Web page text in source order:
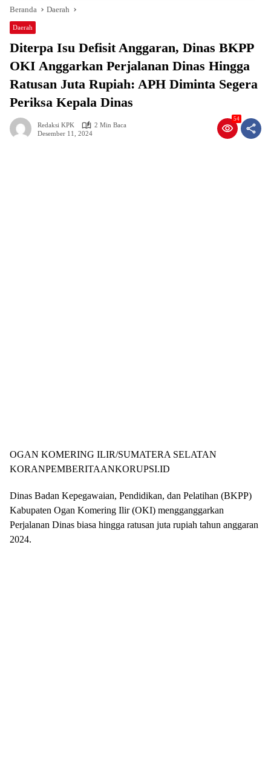
Beranda Daerah
Daerah
Diterpa Isu Defisit Anggaran, Dinas BKPP
OKI Anggarkan Perjalanan Dinas Hingga
Ratusan Juta Rupiah: APH Diminta Segera
Periksa Kepala Dinas
Redaksi KPK
2 Min Baca
Desember 11, 2024
54
OGAN KOMERING ILIR/SUMATERA SELATAN
KORANPEMBERITAANKORUPSI.ID
Dinas Badan Kepegawaian, Pendidikan, dan Pelatihan (BKPP)
Kabupaten Ogan Komering Ilir (OKI) mengganggarkan
Perjalanan Dinas biasa hingga ratusan juta rupiah tahun anggaran
2024.